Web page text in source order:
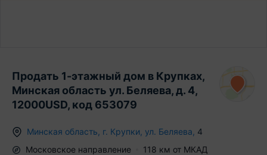
Продать 1-этажный дом в Крупках,
Минская область ул. Беляева, д. 4,
12000USD, код 653079
Минская область г. Крупки ул. Беляева 4
Московское направление 118 км от МКАД